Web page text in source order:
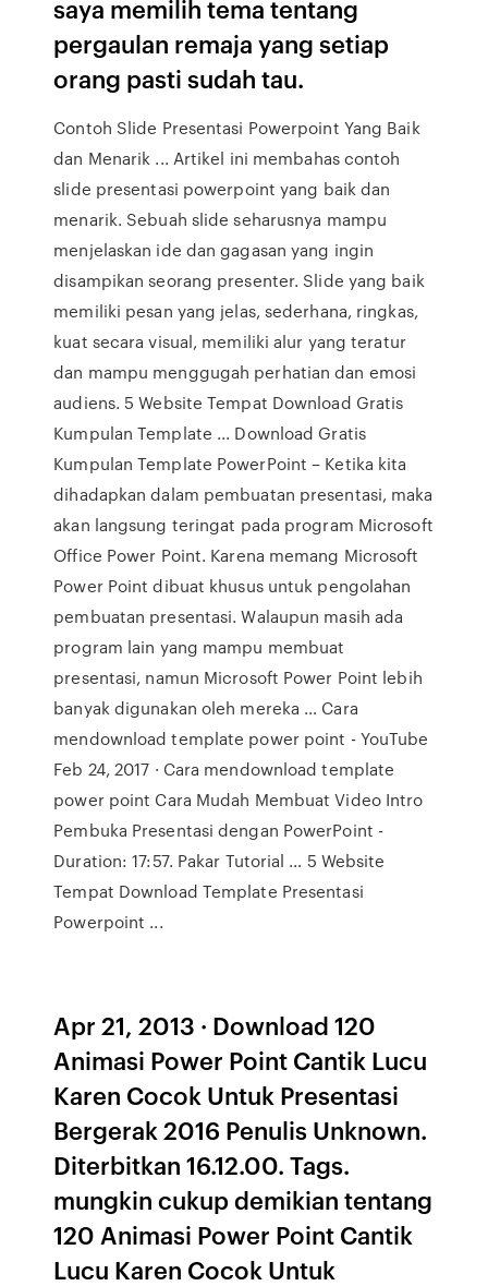
saya memilih tema tentang
pergaulan remaja yang setiap
orang pasti sudah tau.
Contoh Slide Presentasi Powerpoint Yang Baik
dan Menarik ... Artikel ini membahas contoh
slide presentasi powerpoint yang baik dan
menarik. Sebuah slide seharusnya mampu
menjelaskan ide dan gagasan yang ingin
disampikan seorang presenter. Slide yang baik
memiliki pesan yang jelas, sederhana, ringkas,
kuat secara visual, memiliki alur yang teratur
dan mampu menggugah perhatian dan emosi
audiens. 5 Website Tempat Download Gratis
Kumpulan Template ... Download Gratis
Kumpulan Template PowerPoint – Ketika kita
dihadapkan dalam pembuatan presentasi, maka
akan langsung teringat pada program Microsoft
Office Power Point. Karena memang Microsoft
Power Point dibuat khusus untuk pengolahan
pembuatan presentasi. Walaupun masih ada
program lain yang mampu membuat
presentasi, namun Microsoft Power Point lebih
banyak digunakan oleh mereka … Cara
mendownload template power point - YouTube
Feb 24, 2017 · Cara mendownload template
power point Cara Mudah Membuat Video Intro
Pembuka Presentasi dengan PowerPoint -
Duration: 17:57. Pakar Tutorial … 5 Website
Tempat Download Template Presentasi
Powerpoint ...
Apr 21, 2013 · Download 120
Animasi Power Point Cantik Lucu
Karen Cocok Untuk Presentasi
Bergerak 2016 Penulis Unknown.
Diterbitkan 16.12.00. Tags.
mungkin cukup demikian tentang
120 Animasi Power Point Cantik
Lucu Karen Cocok Untuk